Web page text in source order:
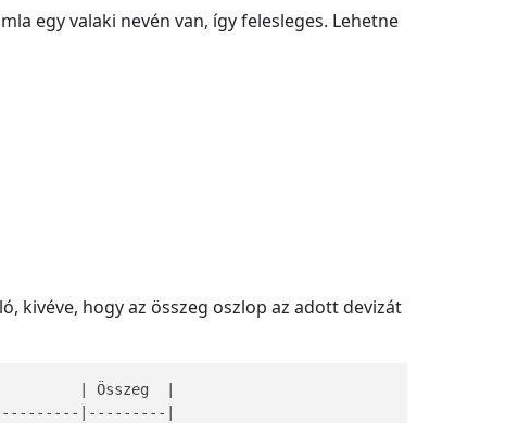
egy valaki nevén van, így felesleges. Lehetne
kivéve, hogy az összeg oszlop az adott devizát
| Összeg  |
|---------|